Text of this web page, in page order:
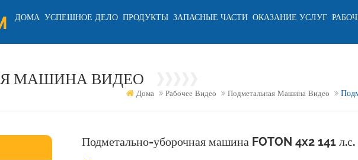
ДОМА УСПЕШНОЕ ДЕЛО ПРОДУКТЫ ЗАПАСНЫЕ ЧАСТИ ОКАЗАНИЕ УСЛУГ
МАШИНА ВИДЕО
Дома Рабочее Видео Подметальная Машина Видео
Подметально-уборочная машина FOTON 4x2 141